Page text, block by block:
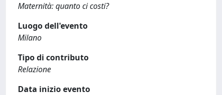
Maternità: quanto ci costi?
Luogo dell'evento
Milano
Tipo di contributo
Relazione
Data inizio evento